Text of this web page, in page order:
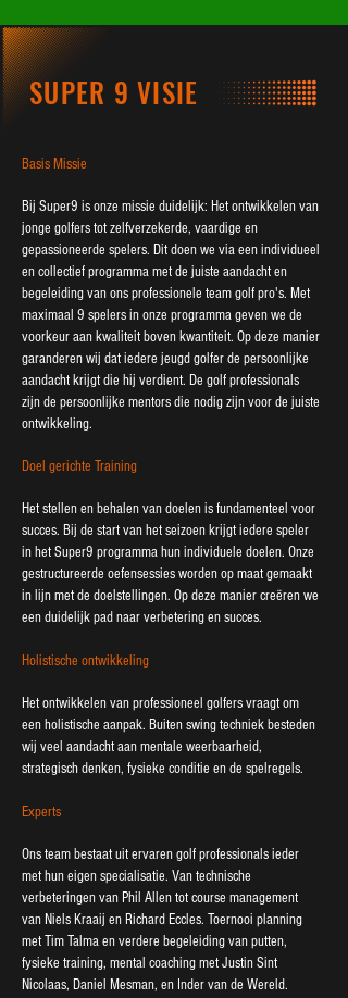
SUPER 9 VISIE
Basis Missie
Bij Super9 is onze missie duidelijk: Het ontwikkelen van
jonge golfers tot zelfverzekerde, vaardige en
gepassioneerde spelers. Dit doen we via een individueel
en collectief programma met de juiste aandacht en
begeleiding van ons professionele team golf pro's. Met
maximaal 9 spelers in onze programma geven we de
voorkeur aan kwaliteit boven kwantiteit. Op deze manier
garanderen wij dat iedere jeugd golfer de persoonlijke
aandacht krijgt die hij verdient. De golf professionals
zijn de persoonlijke mentors die nodig zijn voor de juiste
ontwikkeling.
Doel gerichte Training
Het stellen en behalen van doelen is fundamenteel voor
succes. Bij de start van het seizoen krijgt iedere speler
in het Super9 programma hun individuele doelen. Onze
gestructureerde oefensessies worden op maat gemaakt
in lijn met de doelstellingen. Op deze manier creëren we
een duidelijk pad naar verbetering en succes.
Holistische ontwikkeling
Het ontwikkelen van professioneel golfers vraagt om
een holistische aanpak. Buiten swing techniek besteden
wij veel aandacht aan mentale weerbaarheid,
strategisch denken, fysieke conditie en de spelregels.
Experts
Ons team bestaat uit ervaren golf professionals ieder
met hun eigen specialisatie. Van technische
verbeteringen van Phil Allen tot course management
van Niels Kraaij en Richard Eccles. Toernooi planning
met Tim Talma en verdere begeleiding van putten,
fysieke training, mental coaching met Justin Sint
Nicolaas, Daniel Mesman, en Inder van de Wereld.